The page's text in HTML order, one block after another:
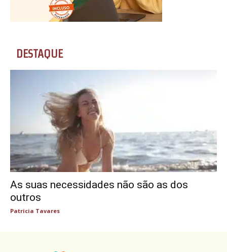
DESTAQUE
As suas necessidades não são as dos
outros
Patricia Tavares